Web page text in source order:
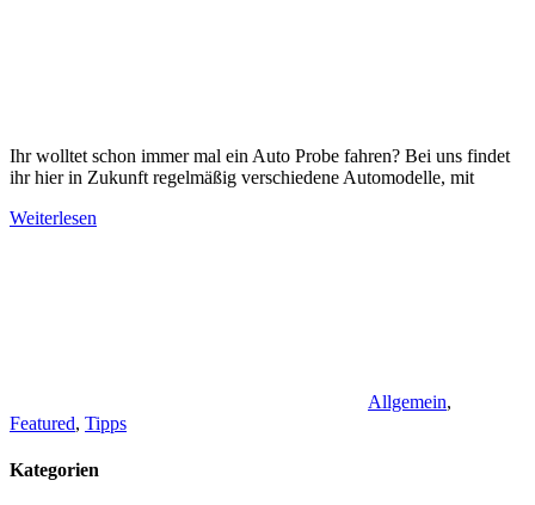
Ihr wolltet schon immer mal ein Auto Probe fahren? Bei uns findet
ihr hier in Zukunft regelmäßig verschiedene Automodelle, mit
Weiterlesen
Allgemein,
Featured, Tipps
Kategorien